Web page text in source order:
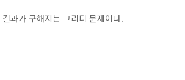
과가 구해지는 그리디 문제이다.